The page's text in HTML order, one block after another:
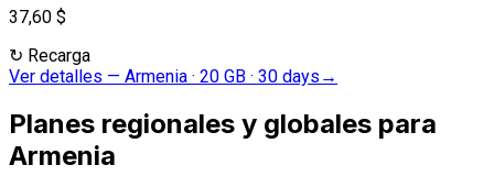
37,60 $
↻ Recarga
Ver detalles — Armenia · 20 GB · 30 days →
Planes regionales y globales para
Armenia